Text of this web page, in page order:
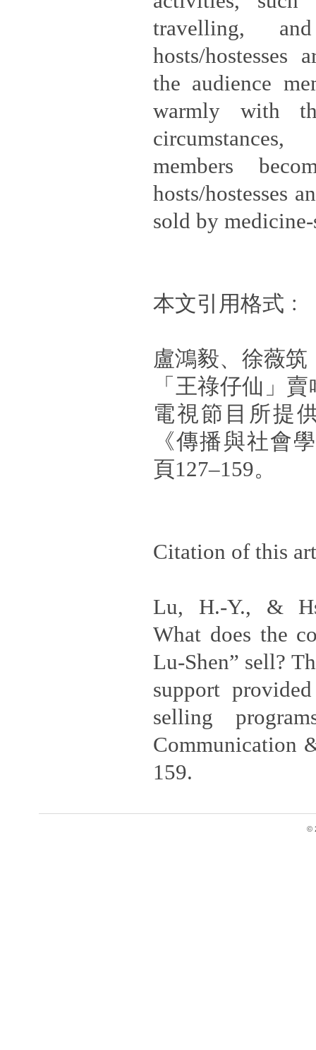
travelling,
hosts/hostesses
the audience
warmly with
members
hosts/hostesses
sold by
本文引用格式﹕
盧鴻毅、徐薇筑
「王祿仔仙」
電視節目所提
《傳播與社會
頁127–159。
Citation of this
Lu, H.-Y., &
What does the
Lu-Shen” sell?
support
selling
Communication
159.
©